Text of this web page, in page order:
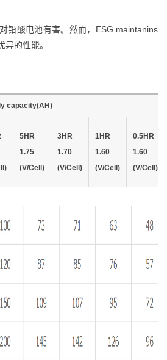
铅酸电池有害。然而，ESG maintanins
异的性能。
capacity(AH)
5HR
1.75
(V/Cell)
3HR
1.70
(V/Cell)
1HR
1.60
(V/Cell)
0.5HR
1.60
(V/Cell)